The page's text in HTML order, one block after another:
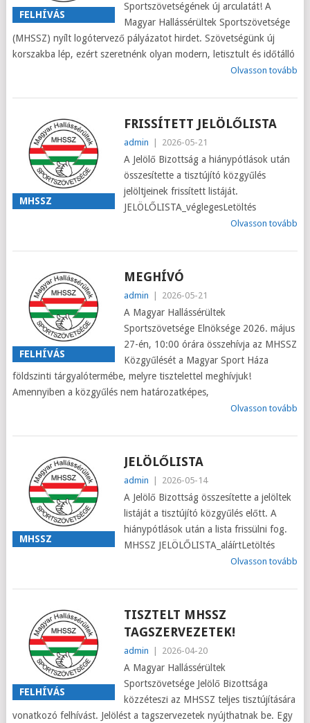
FELHÍVÁS
Sportszövetségének új arculatát! A
Magyar Hallássérültek Sportszövetsége
(MHSSZ) nyílt logótervező pályázatot hirdet. Szövetségünk új
korszakba lép, ezért szeretnénk olyan modern, letisztult és időtálló
Olvasson tovább
MHSSZ
FRISSÍTETT JELÖLŐLISTA
admin 2026-05-21
A Jelölő Bizottság a hiánypótlások után
összesítette a tisztújító közgyűlés
jelöltjeinek frissített listáját.
JELÖLŐLISTA_véglegesLetöltés
Olvasson tovább
FELHÍVÁS
MEGHÍVÓ
admin 2026-05-21
A Magyar Hallássérültek
Sportszövetsége Elnöksége 2026. május
27-én, 10:00 órára összehívja az MHSSZ
Közgyűlését a Magyar Sport Háza
földszinti tárgyalótermébe, melyre tisztelettel meghívjuk!
Amennyiben a közgyűlés nem határozatképes,
Olvasson tovább
MHSSZ
JELÖLŐLISTA
admin 2026-05-14
A Jelölő Bizottság összesítette a jelöltek
listáját a tisztújító közgyűlés előtt. A
hiánypótlások után a lista frissülni fog.
MHSSZ JELÖLŐLISTA_aláírtLetöltés
Olvasson tovább
FELHÍVÁS
TISZTELT MHSSZ
TAGSZERVEZETEK!
admin 2026-04-20
A Magyar Hallássérültek
Sportszövetsége Jelölő Bizottsága
közzéteszi az MHSSZ teljes tisztújítására
vonatkozó felhívást. Jelölést a tagszervezetek nyújthatnak be. Egy